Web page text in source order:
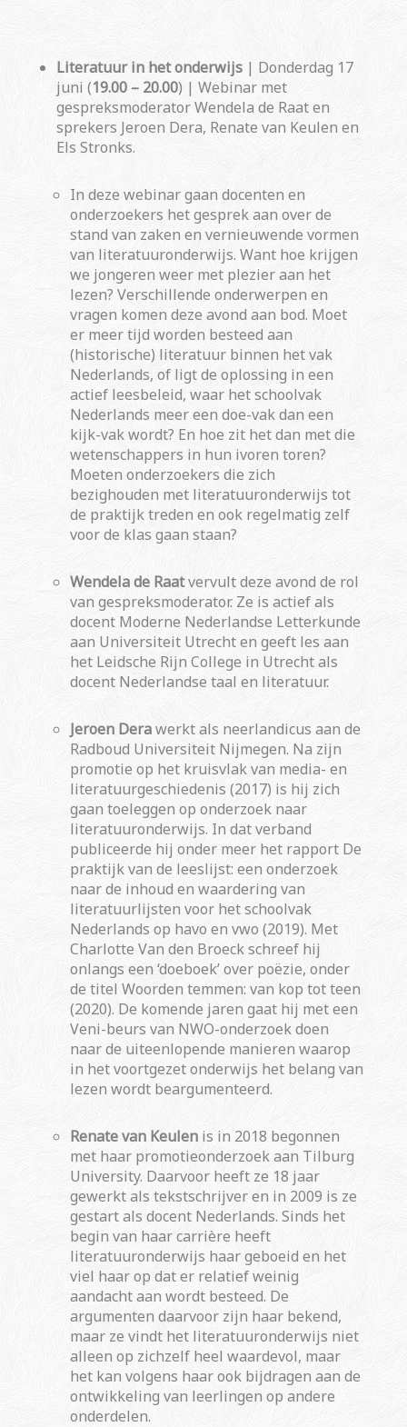
Literatuur in het onderwijs | Donderdag 17
juni (19.00 – 20.00) | Webinar met
gespreksmoderatorWendela de Raat en
sprekers Jeroen Dera, Renate van Keulen en
Els Stronks.
In deze webinar gaan docenten en
onderzoekers het gesprek aan over de
stand van zaken en vernieuwende vormen
van literatuuronderwijs. Want hoe krijgen
we jongeren weer met plezier aan het
lezen? Verschillende onderwerpen en
vragen komen deze avond aan bod. Moet
er meer tijd worden besteed aan
(historische) literatuur binnen het vak
Nederlands, of ligt de oplossing in een
actief leesbeleid, waar het schoolvak
Nederlands meer een doe-vak dan een
kijk-vak wordt? En hoe zit het dan met die
wetenschappers in hun ivoren toren?
Moeten onderzoekers die zich
bezighouden met literatuuronderwijs tot
de praktijk treden en ook regelmatig zelf
voor de klas gaan staan?
Wendela de Raatvervult deze avond de rol
van gespreksmoderator. Ze is actief als
docent Moderne Nederlandse Letterkunde
aan Universiteit Utrecht en geeft les aan
het Leidsche Rijn College in Utrecht als
docent Nederlandse taal en literatuur.
Jeroen Derawerkt als neerlandicus aan de
Radboud Universiteit Nijmegen. Na zijn
promotie op het kruisvlak van media- en
literatuurgeschiedenis (2017) is hij zich
gaan toeleggen op onderzoek naar
literatuuronderwijs. In dat verband
publiceerde hij onder meer het rapport De
praktijk van de leeslijst: een onderzoek
naar de inhoud en waardering van
literatuurlijsten voor het schoolvak
Nederlands op havo en vwo (2019). Met
Charlotte Van den Broeck schreef hij
onlangs een ‘doeboek’ over poëzie, onder
de titel Woorden temmen: van kop tot teen
(2020). De komende jaren gaat hij met een
Veni-beurs van NWO-onderzoek doen
naar de uiteenlopende manieren waarop
in het voortgezet onderwijs het belang van
lezen wordt beargumenteerd.
Renate van Keulen is in 2018 begonnen
met haar promotieonderzoek aan Tilburg
University. Daarvoor heeft ze 18 jaar
gewerkt als tekstschrijver en in 2009 is ze
gestart als docent Nederlands. Sinds het
begin van haar carrière heeft
literatuuronderwijs haar geboeid en het
viel haar op dat er relatief weinig
aandacht aan wordt besteed. De
argumenten daarvoor zijn haar bekend,
maar ze vindt het literatuuronderwijs niet
alleen op zichzelf heel waardevol, maar
het kan volgens haar ook bijdragen aan de
ontwikkeling van leerlingen op andere
onderdelen.